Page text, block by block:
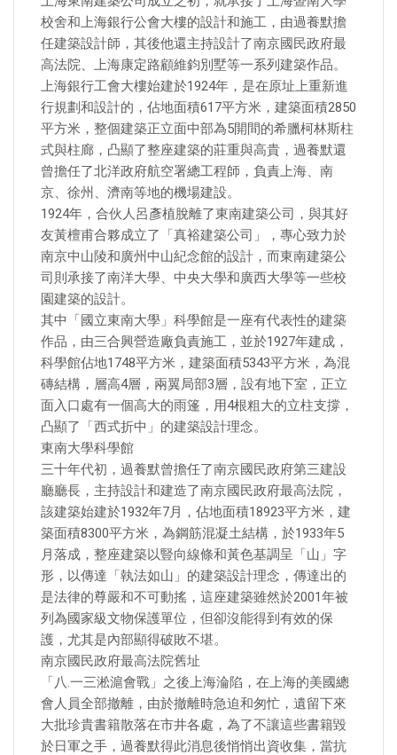
校舍和上海銀行公會大樓的設計和施工，由過養默擔
任建築設計師，其後他還主持設計了南京國民政府最
高法院、上海康定路顧維鈞別墅等一系列建築作品。
上海銀行工會大樓始建於1924年，是在原址上重新進
行規劃和設計的，佔地面積617平方米，建築面積2850
平方米，整個建築正立面中部為5開間的希臘柯林斯柱
式與柱廊，凸顯了整座建築的莊重與高貴，過養默還
曾擔任了北洋政府航空署總工程師，負責上海、南
京、徐州、濟南等地的機場建設。
1924年，合伙人呂彥植脫離了東南建築公司，與其好
友黃檀甫合夥成立了「真裕建築公司」，專心致力於
南京中山陵和廣州中山紀念館的設計，而東南建築公
司則承接了南洋大學、中央大學和廣西大學等一些校
園建築的設計。
其中「國立東南大學」科學館是一座有代表性的建築
作品，由三合興營造廠負責施工，並於1927年建成，
科學館佔地1748平方米，建築面積5343平方米，為混
磚結構，層高4層，兩翼局部3層，設有地下室，正立
面入口處有一個高大的雨篷，用4根粗大的立柱支撐，
凸顯了「西式折中」的建築設計理念。
東南大學科學館
三十年代初，過養默曾擔任了南京國民政府第三建設
廳廳長，主持設計和建造了南京國民政府最高法院，
該建築始建於1932年7月，佔地面積18923平方米，建
築面積8300平方米，為鋼筋混凝土結構，於1933年5
月落成，整座建築以豎向線條和黃色基調呈「山」字
形，以傳達「執法如山」的建築設計理念，傳達出的
是法律的尊嚴和不可動搖，這座建築雖然於2001年被
列為國家級文物保護單位，但卻沒能得到有效的保
護，尤其是內部顯得破敗不堪。
南京國民政府最高法院舊址
「八.一三淞滬會戰」之後上海淪陷，在上海的美國總
會人員全部撤離，由於撤離時急迫和匆忙，遺留下來
大批珍貴書籍散落在市井各處，為了不讓這些書籍毀
於日軍之手，過養默得此消息後悄悄出資收集，當抗